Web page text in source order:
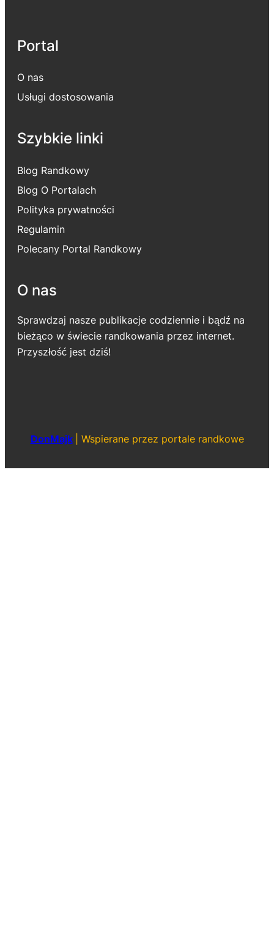
Portal
O nas
Usługi dostosowania
Szybkie linki
Blog Randkowy
Blog O Portalach
Polityka prywatności
Regulamin
Polecany Portal Randkowy
O nas
Sprawdzaj nasze publikacje codziennie i bądź na
bieżąco w świecie randkowania przez internet.
Przyszłość jest dziś!
DonMajk Wspierane przez portale randkowe